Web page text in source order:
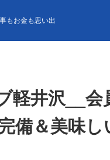
もお金も思い出
井沢__
備＆美味